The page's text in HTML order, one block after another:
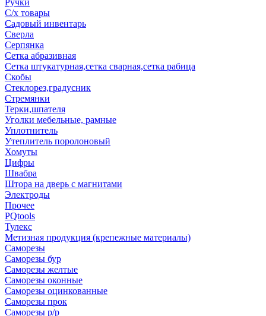
Ручки
С/х товары
Садовый инвентарь
Сверла
Серпянка
Сетка абразивная
Сетка штукатурная,сетка сварная,сетка рабица
Скобы
Стеклорез,градусник
Стремянки
Терки,шпателя
Уголки мебельные, рамные
Уплотнитель
Утеплитель поролоновый
Хомуты
Цифры
Швабра
Штора на дверь с магнитами
Электроды
Прочее
PQtools
Тулекс
Метизная продукция (крепежные материалы)
Саморезы
Саморезы бур
Саморезы желтые
Саморезы оконные
Саморезы оцинкованные
Саморезы прок
Саморезы р/р